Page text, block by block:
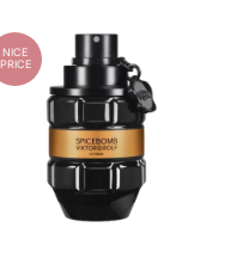
NICE
PRICE